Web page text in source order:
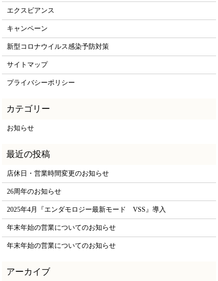
エクスビアンス
キャンペーン
新型コロナウイルス感染予防対策
サイトマップ
プライバシーポリシー
お知らせ
店休日・営業時間変更のお知らせ
26周年のお知らせ
2025年4月『エンダモロジー最新モード VSS』導入
年末年始の営業についてのお知らせ
年末年始の営業についてのお知らせ